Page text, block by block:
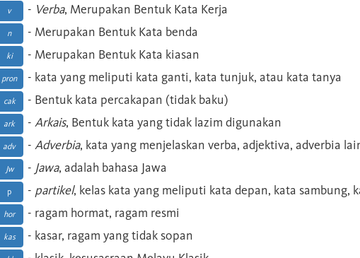
v - Verba, Merupakan Bentuk Kata Kerja
n - Merupakan Bentuk Kata benda
ki - Merupakan Bentuk Kata kiasan
pron - kata yang meliputi kata ganti, kata tunjuk, atau kata tanya
cak - Bentuk kata percakapan (tidak baku)
ark - Arkais, Bentuk kata yang tidak lazim digunakan
adv - Adverbia, kata yang menjelaskan verba, adjektiva, adverbia
Jw - Jawa, adalah bahasa Jawa
p - partikel, kelas kata yang meliputi kata depan, kata sambung,
hor - ragam hormat, ragam resmi
kas - kasar, ragam yang tidak sopan